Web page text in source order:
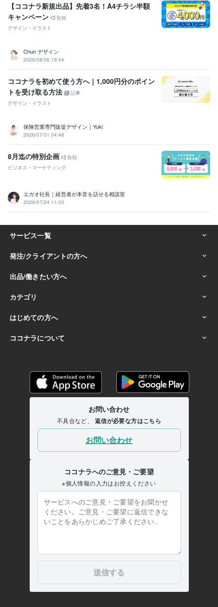
【ココナラ新規出品】先着3名！A4チラシ半額
キャンペーン
告知
デザイン・イラスト
Chun デザイン
2026/08/06 19:44
ココナラを初めて使う方へ｜1,000円分のポイン
トを受け取る方法
記事
デザイン・イラスト
保険営業専門販促デザイン｜Yuki
2026/07/31 04:48
8月迄の特別企画
告知
ビジネス・マーケティング
エガオ社長｜経営者が本音を話せる相談室
2026/07/24 11:03